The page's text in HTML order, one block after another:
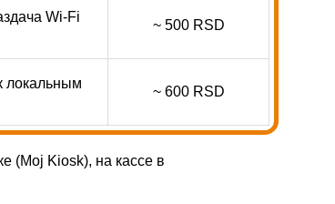
Wi-Fi
~ 500 RSD
локальным
~ 600 RSD
(Moj Kiosk), на кассе в